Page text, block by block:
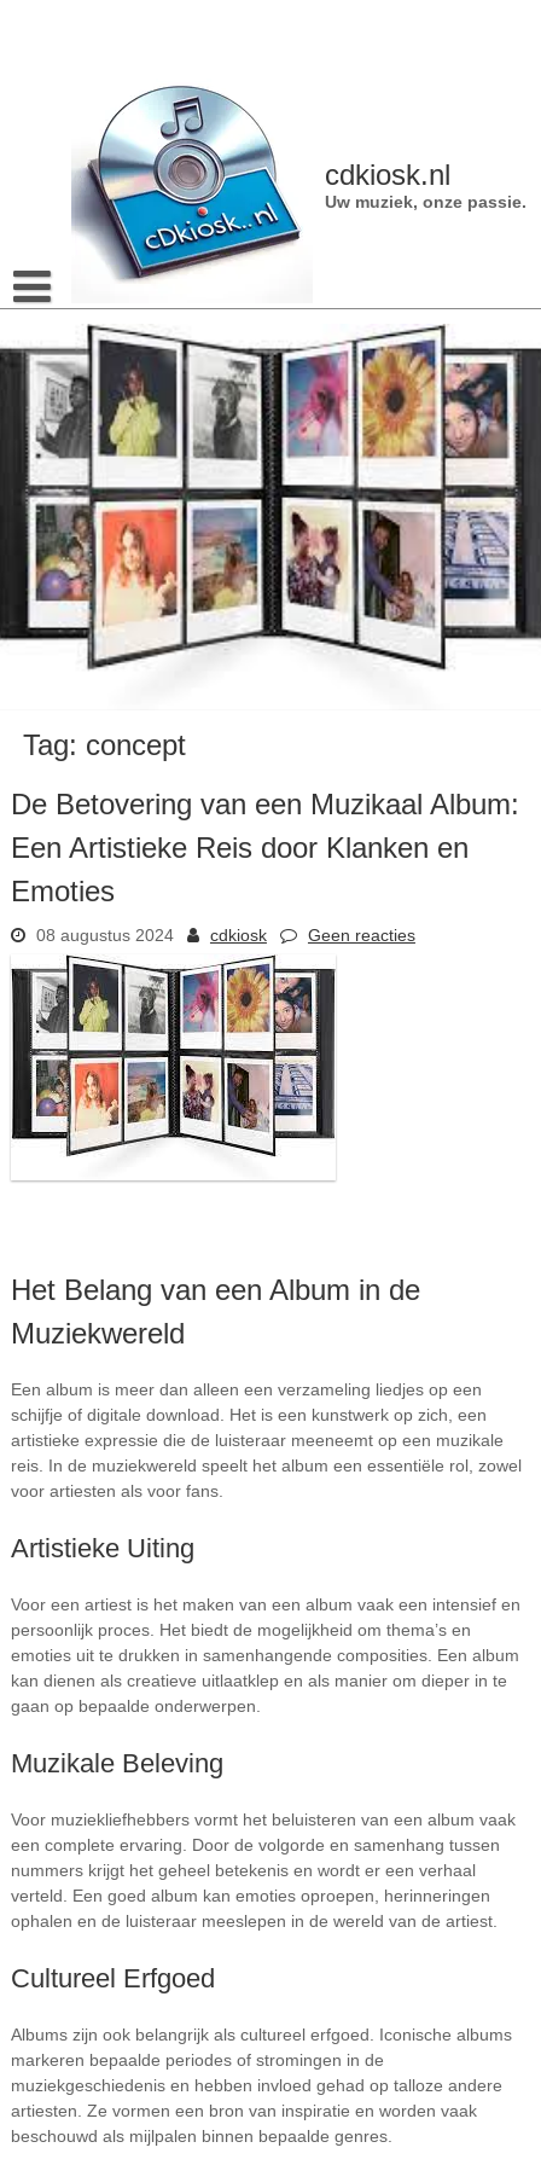
cdkiosk.nl
Uw muziek, onze passie.
Tag: concept
De Betovering van een Muzikaal Album:
Een Artistieke Reis door Klanken en
Emoties
08 augustus 2024 cdkiosk Geen reacties
Het Belang van een Album in de
Muziekwereld
Een album is meer dan alleen een verzameling liedjes op een
schijfje of digitale download. Het is een kunstwerk op zich, een
artistieke expressie die de luisteraar meeneemt op een muzikale
reis. In de muziekwereld speelt het album een essentiële rol, zowel
voor artiesten als voor fans.
Artistieke Uiting
Voor een artiest is het maken van een album vaak een intensief en
persoonlijk proces. Het biedt de mogelijkheid om thema’s en
emoties uit te drukken in samenhangende composities. Een album
kan dienen als creatieve uitlaatklep en als manier om dieper in te
gaan op bepaalde onderwerpen.
Muzikale Beleving
Voor muziekliefhebbers vormt het beluisteren van een album vaak
een complete ervaring. Door de volgorde en samenhang tussen
nummers krijgt het geheel betekenis en wordt er een verhaal
verteld. Een goed album kan emoties oproepen, herinneringen
ophalen en de luisteraar meeslepen in de wereld van de artiest.
Cultureel Erfgoed
Albums zijn ook belangrijk als cultureel erfgoed. Iconische albums
markeren bepaalde periodes of stromingen in de
muziekgeschiedenis en hebben invloed gehad op talloze andere
artiesten. Ze vormen een bron van inspiratie en worden vaak
beschouwd als mijlpalen binnen bepaalde genres.